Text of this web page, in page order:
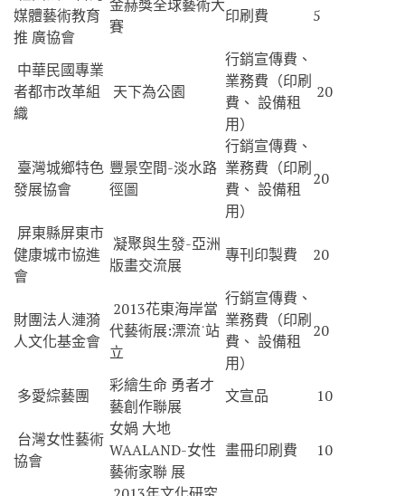
媒體藝術教育
推 廣協會
金赫獎全球藝術大
賽
印刷費 5
中華民國專業
者都市改革組
織
天下為公園
行銷宣傳費、
業務費（印刷
費、 設備租
用）
20
臺灣城鄉特色
發展協會
豐景空間-淡水路
徑圖
行銷宣傳費、
業務費（印刷
費、 設備租
用）
20
屏東縣屏東市
健康城市協進
會
凝聚與生發-亞洲
版畫交流展
專刊印製費 20
財團法人漣漪
人文化基金會
2013花東海岸當
代藝術展:漂流˙站
立
行銷宣傳費、
業務費（印刷
費、 設備租
用）
20
多愛綜藝團
彩繪生命 勇者才
藝創作聯展
文宣品 10
台灣女性藝術
協會
女媧 大地
WAALAND-女性
藝術家聯 展
畫冊印刷費 10